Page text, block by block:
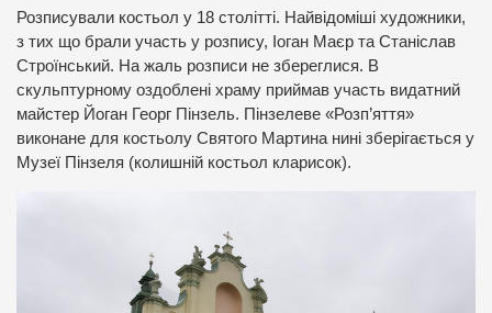
Розписували костьол у 18 столітті. Найвідоміші художники,
з тих що брали участь у розпису, Іоган Маєр та Станіслав
Строїнський. На жаль розписи не збереглися. В
скульптурному оздоблені храму приймав участь видатний
майстер Йоган Георг Пінзель. Пінзелеве «Розп’яття»
виконане для костьолу Святого Мартина нині зберігається у
Музеї Пінзеля (колишній костьол кларисок).